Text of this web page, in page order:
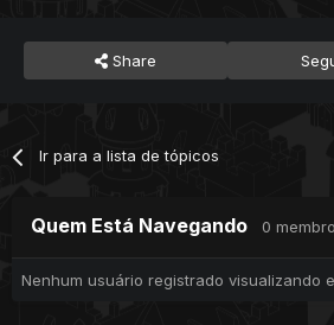
Share
Ir para a lista de tópicos
Quem Está Navegando 0
Nenhum usuário registrado visualizando